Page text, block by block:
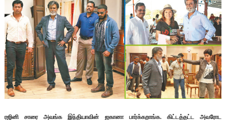
ரஜினி சாரை அவங்க இந்தியாவின் ஐகானா பார்க்கறாங்க. கிட்டத்தட்ட அவரோட